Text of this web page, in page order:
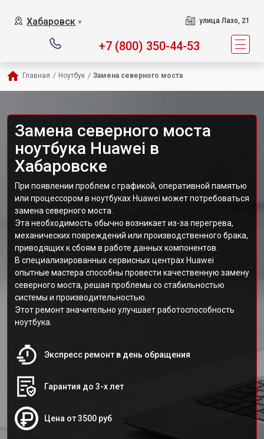
Хабаровск ▼ улица Лазо, 21
+7 (800) 350-44-53
Главная / Ноутбук / Замена северного моста
Замена северного моста
ноутбука Huawei в
Хабаровске
При появлении проблем с графикой, оперативной памятью
или процессором в ноутбуках Huawei может потребоваться
замена северного моста.
Эта необходимость обычно возникает из-за перегрева,
механических повреждений или производственного брака,
приводящих к сбоям в работе данных компонентов.
В специализированных сервисных центрах Huawei
опытные мастера способны провести качественную замену
северного моста, решая проблемы со стабильностью
системы и производительностью.
Этот ремонт значительно улучшает работоспособность
ноутбука.
Экспресс ремонт в день обращения
Гарантия до 3-х лет
Цена от 3500 руб